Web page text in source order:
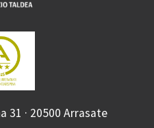
31 · 20500 Arrasate